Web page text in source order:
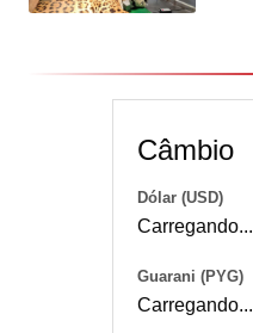
Câmbio
Dólar (USD)
Carregando...
Guarani (PYG)
Carregando...